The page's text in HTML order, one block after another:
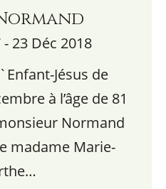
23 Déc 2018
Jésus de
à l’âge de 81
Normand
madame Marie-